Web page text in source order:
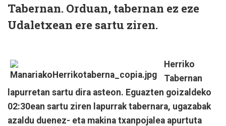
Tabernan. Orduan, tabernan ez eze
Udaletxean ere sartu ziren.
Herriko
Tabernan
lapurretan sartu dira asteon. Eguazten goizaldeko
02:30ean sartu ziren lapurrak tabernara, ugazabak
azaldu duenez- eta makina txanpojalea apurtuta